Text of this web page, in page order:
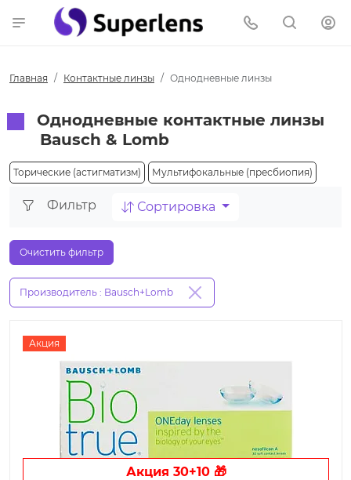
Главная Контактные линзы Однодневные линзы
Однодневные контактные линзы
Bausch & Lomb
Торические (астигматизм) Мультифокальные (пресбиопия)
Фильтр Сортировка
Очистить фильтр
Производитель : Bausch+Lomb
Акция
Акция 30+10 🎁